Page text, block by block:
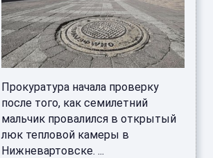
Прокуратура начала проверку
после того, как семилетний
мальчик провалился в открытый
люк тепловой камеры в
Нижневартовске. ...